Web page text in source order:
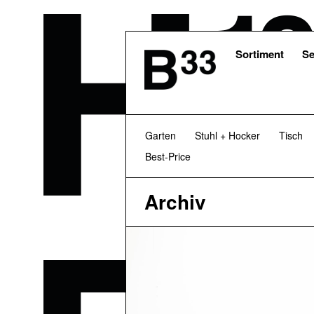
Sortiment
Garten Stuhl + Hocker Tisch
Best-Price
Archiv